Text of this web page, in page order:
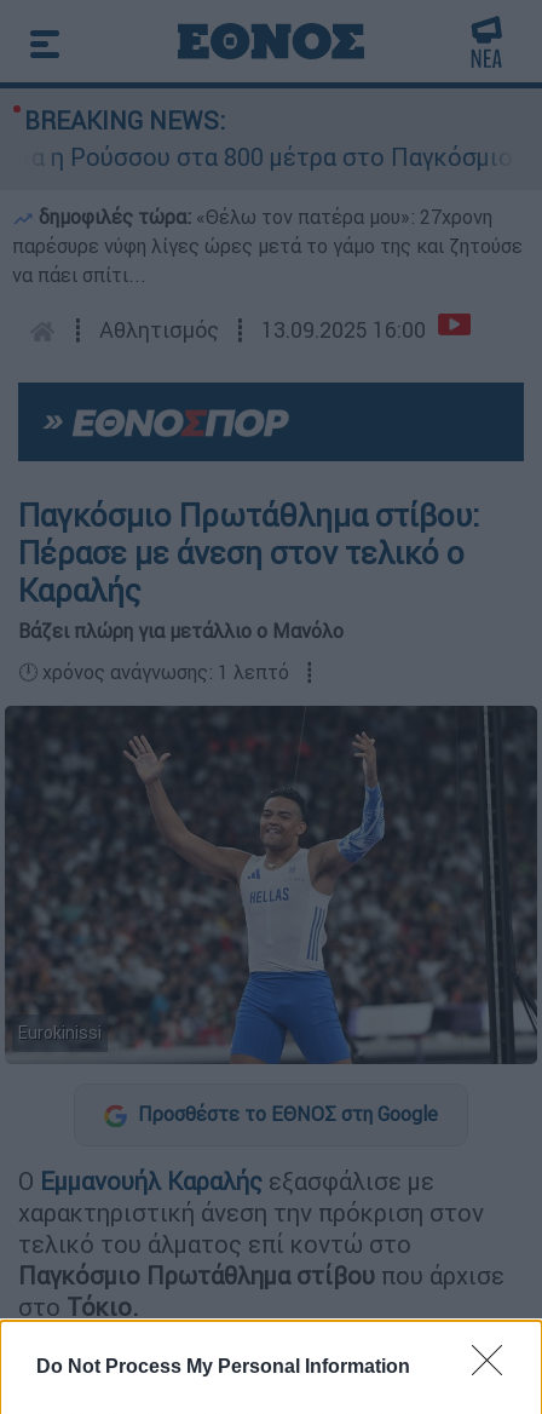
Do Not Process My Personal Information
BREAKING NEWS:
η Ρούσσου στα 800 μέτρα στο Παγκόσμιο
δημοφιλές τώρα: «Θέλω τον πατέρα μου»: 27χρονη
παρέσυρε νύφη λίγες ώρες μετά το γάμο της και ζητούσε
να πάει σπίτι...
┋ Αθλητισμός ┋ 13.09.2025 16:00
Παγκόσμιο Πρωτάθλημα στίβου:
Πέρασε με άνεση στον τελικό ο
Καραλής
Βάζει πλώρη για μετάλλιο ο Μανόλο
🕛 χρόνος ανάγνωσης: 1 λεπτό ┋
Eurokinissi
Προσθέστε το ΕΘΝΟΣ στη Google
Ο Εμμανουήλ Καραλής εξασφάλισε με
χαρακτηριστική άνεση την πρόκριση στον
τελικό του άλματος επί κοντώ στο
Παγκόσμιο Πρωτάθλημα στίβου που άρχισε
στο Τόκιο.
ΔΙΑΒΑΣΤΕ ΕΠΙΣΗΣ